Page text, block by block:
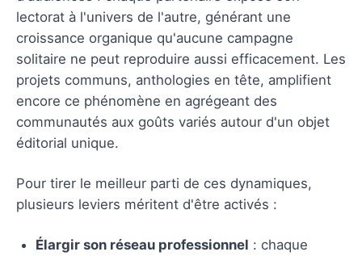
lectorat à l'univers de l'autre, générant une
croissance organique qu'aucune campagne
solitaire ne peut reproduire aussi efficacement. Les
projets communs, anthologies en tête, amplifient
encore ce phénomène en agrégeant des
communautés aux goûts variés autour d'un objet
éditorial unique.
Pour tirer le meilleur parti de ces dynamiques,
plusieurs leviers méritent d'être activés :
Élargir son réseau professionnel : chaque